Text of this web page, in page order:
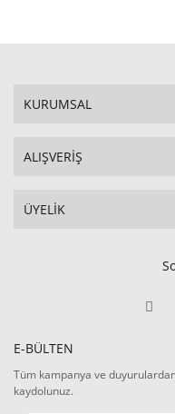
KURUMSAL
ALIŞVERİŞ
ÜYELİK
E-BÜLTEN
Tüm kampanya ve
kaydolunuz.